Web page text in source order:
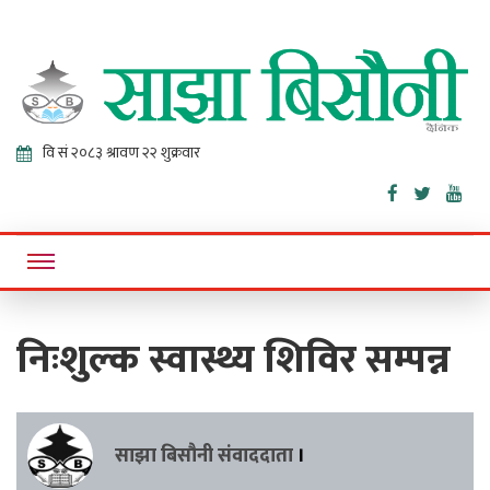
Sajha
Bisaunee
Online News Portal
निःशुल्क स्वास्थ्य शिविर सम्पन्न
साझा बिसौनी संवाददाता ।